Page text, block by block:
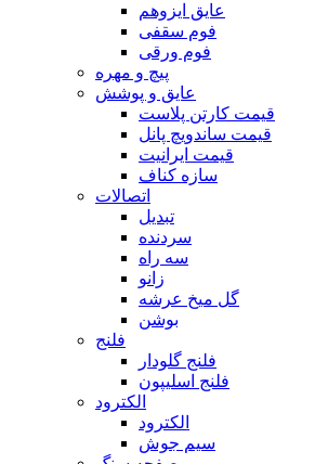
عایق ایزوهم
فوم سقفی
فوم ورقی
پیچ و مهره
عایق و پوشش
قیمت کارتن پلاست
قیمت ساندویچ پانل
قیمت ایرانیت
سازه کناف
اتصالات
تبدیل
سردنده
سه راه
زانو
گل میخ عرشه
بوشن
فلنج
فلنج گلودار
فلنج اسلیپون
الکترود
الکترود
سیم جوش